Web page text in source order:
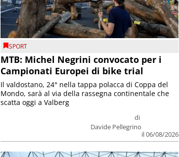
SPORT
MTB: Michel Negrini convocato per i
Campionati Europei di bike trial
di
Davide Pellegrino
il 06/08/2026
Il valdostano, 24° nella tappa polacca di Coppa del
Mondo, sarà al via della rassegna continentale che
scatta oggi a Valberg